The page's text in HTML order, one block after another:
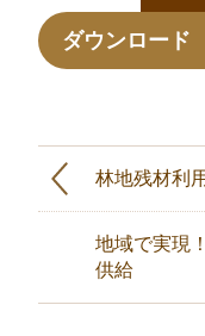
ダウンロード
林地残材利
地域で実現
供給